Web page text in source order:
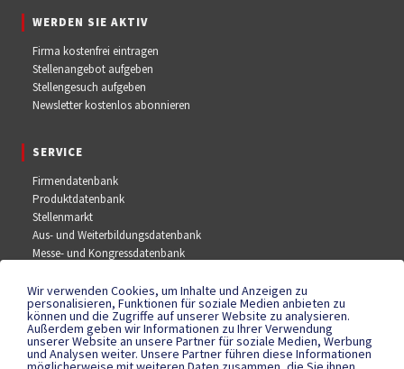
WERDEN SIE AKTIV
Firma kostenfrei eintragen
Stellenangebot aufgeben
Stellengesuch aufgeben
Newsletter kostenlos abonnieren
SERVICE
Firmendatenbank
Produktdatenbank
Stellenmarkt
Aus- und Weiterbildungsdatenbank
Messe- und Kongressdatenbank
SOCIAL MEDIA
Facebook
YouTube
Instagram
Wir verwenden Cookies, um Inhalte und Anzeigen zu
personalisieren, Funktionen für soziale Medien anbieten zu
können und die Zugriffe auf unserer Website zu analysieren.
Außerdem geben wir Informationen zu Ihrer Verwendung
unserer Website an unsere Partner für soziale Medien, Werbung
und Analysen weiter. Unsere Partner führen diese Informationen